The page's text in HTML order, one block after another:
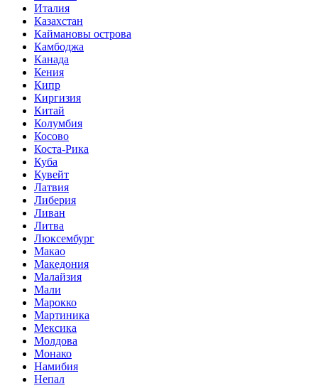
Италия
Казахстан
Каймановы острова
Камбоджа
Канада
Кения
Кипр
Киргизия
Китай
Колумбия
Косово
Коста-Рика
Куба
Кувейт
Латвия
Либерия
Ливан
Литва
Люксембург
Макао
Македония
Малайзия
Мали
Марокко
Мартиника
Мексика
Молдова
Монако
Намибия
Непал